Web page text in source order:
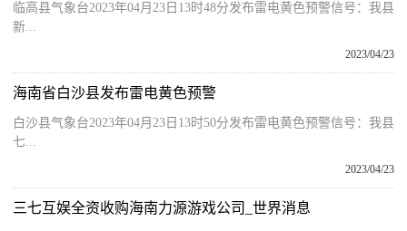
临高县气象台2023年04月23日13时48分发布雷电黄色预警信号：我县
新...
2023/04/23
海南省白沙县发布雷电黄色预警
白沙县气象台2023年04月23日13时50分发布雷电黄色预警信号：我县
七...
2023/04/23
三七互娱全资收购海南力源游戏公司_世界消息